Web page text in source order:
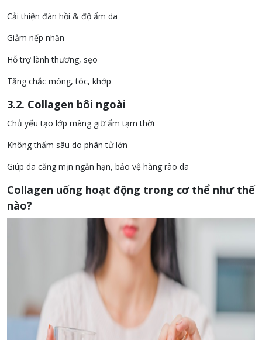
Cải thiện đàn hồi & độ ẩm da
Giảm nếp nhăn
Hỗ trợ lành thương, sẹo
Tăng chắc móng, tóc, khớp
3.2. Collagen bôi ngoài
Chủ yếu tạo lớp màng giữ ẩm tạm thời
Không thấm sâu do phân tử lớn
Giúp da căng mịn ngắn hạn, bảo vệ hàng rào da
Collagen uống hoạt động trong cơ thể như thế
nào?